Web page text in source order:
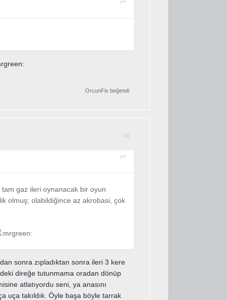
OrcunFix beğendi
gaz ileri oynanacak bir oyun
olmuş; olabildiğince az akrobasi, çok
sonra zıpladıktan sonra ileri 3 kere
direğe tutunmama oradan dönüp
atlatıyordu seni, ya anasını
uça takıldık. Öyle başa böyle tarrak